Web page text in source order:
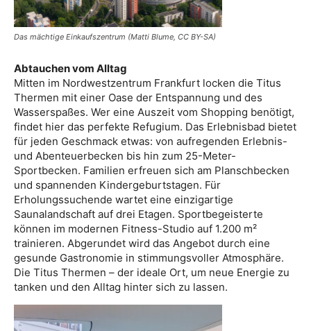
Das mächtige Einkaufszentrum (Matti Blume, CC BY-SA)
Abtauchen vom Alltag
Mitten im Nordwestzentrum Frankfurt locken die Titus
Thermen mit einer Oase der Entspannung und des
Wasserspaßes. Wer eine Auszeit vom Shopping benötigt,
findet hier das perfekte Refugium. Das Erlebnisbad bietet
für jeden Geschmack etwas: von aufregenden Erlebnis-
und Abenteuerbecken bis hin zum 25-Meter-
Sportbecken. Familien erfreuen sich am Planschbecken
und spannenden Kindergeburtstagen. Für
Erholungssuchende wartet eine einzigartige
Saunalandschaft auf drei Etagen. Sportbegeisterte
können im modernen Fitness-Studio auf 1.200 m²
trainieren. Abgerundet wird das Angebot durch eine
gesunde Gastronomie in stimmungsvoller Atmosphäre.
Die Titus Thermen – der ideale Ort, um neue Energie zu
tanken und den Alltag hinter sich zu lassen.